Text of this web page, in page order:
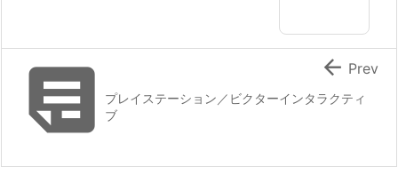
プレイステーション／ビクターインタラクティ
ブ
 Prev